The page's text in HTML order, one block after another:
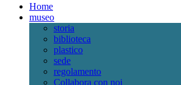
Home
museo
storia
biblioteca
plastico
sede
regolamento
Collabora con noi